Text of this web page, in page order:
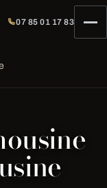
07 85 01 17 83